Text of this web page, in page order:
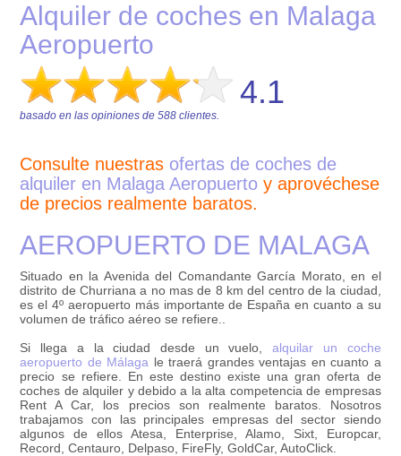
Alquiler de coches en Malaga
Aeropuerto
4.1
basado en las opiniones de588 clientes.
Consulte nuestras ofertas de coches de
alquiler en Malaga Aeropuerto y aprovéchese
de precios realmente baratos.
AEROPUERTO DE MALAGA
Situado en la Avenida del Comandante García Morato, en el
distrito de Churriana a no mas de 8 km del centro de la ciudad,
es el 4º aeropuerto más importante de España en cuanto a su
volumen de tráfico aéreo se refiere..
Si llega a la ciudad desde un vuelo,alquilar un coche
aeropuerto de Málaga le traerá grandes ventajas en cuanto a
precio se refiere. En este destino existe una gran oferta de
coches de alquiler y debido a la alta competencia de empresas
Rent A Car, los precios son realmente baratos. Nosotros
trabajamos con las principales empresas del sector siendo
algunos de ellos Atesa, Enterprise, Alamo, Sixt, Europcar,
Record, Centauro, Delpaso, FireFly, GoldCar, AutoClick.